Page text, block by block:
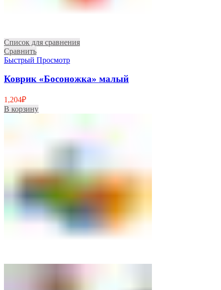
Список для сравнения
Сравнить
Быстрый Просмотр
Коврик «Босоножка» малый
1,204₽
В корзину